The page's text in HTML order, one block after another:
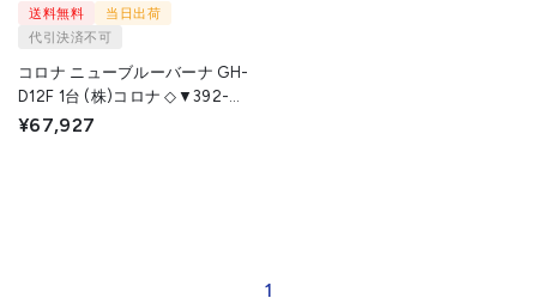
送料無料
当日出荷
代引決済不可
コロナ ニューブルーバーナ GH-
D12F 1台 (株)コロナ ◇▼392-
2085
¥67,927
1